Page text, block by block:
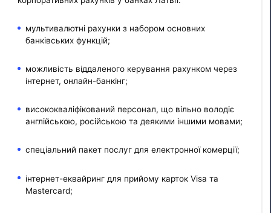
мультивалютні рахунки з набором основних
банківських функцій;
можливість віддаленого керування рахунком через
інтернет, онлайн-банкінг;
висококваліфікований персонал, що вільно володіє
англійською, російською та деякими іншими мовами;
спеціальний пакет послуг для електронної комерції;
інтернет-еквайринг для прийому карток Visa та
Mastercard;